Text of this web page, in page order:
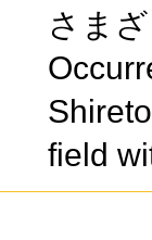
さま
field